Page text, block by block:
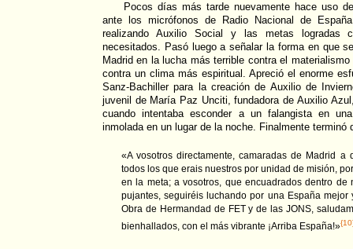
Pocos días más tarde nuevamente hace uso
ante los micrófonos de Radio Nacional de
realizando Auxilio Social y las metas
necesitados. Pasó luego a señalar la forma en que
Madrid en la lucha más terrible contra el
contra un clima más espiritual. Apreció el enorme
Sanz-Bachiller para la creación de Auxilio de
juvenil de María Paz Unciti, fundadora de Auxilio
cuando intentaba esconder a un falangista en
inmolada en un lugar de la noche. Finalmente terminó
«A vosotros directamente, camaradas de Madrid a
todos los que erais nuestros por unidad de misión,
en la meta; a vosotros, que encuadrados dentro de
pujantes, seguiréis luchando por una España
Obra de Hermandad de FET y de las JONS,
bienhallados, con el más vibrante ¡Arriba España!»